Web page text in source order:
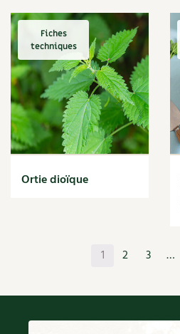
Nourriture
Nuisibles
Numérique
Nutriments
Observation
Œuf
Oignon
Oiseaux
Olivier
Optimiser l'espace
Paille
Panais
Fiches
techniques
Ortie dioïque
1 2 3 …